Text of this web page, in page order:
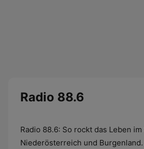
Radio 88.6
Radio 88.6: So rockt das Leben
Niederösterreich und